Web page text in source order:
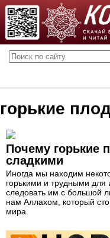
горькие
Почему горькие
сладкими
Иногда мы находим
горькими и трудными
следовать им с большой
нам Аллахом, который
мира.